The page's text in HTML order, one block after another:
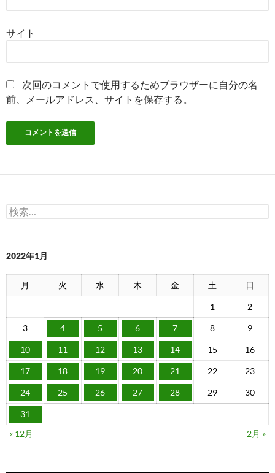
サイト
次回のコメントで使用するためブラウザーに自分の名
前、メールアドレス、サイトを保存する。
検
索:
2022年1月
月 火 水 木 金 土 日
1 2
3 4 5 6 7 8 9
10 11 12 13 14 15 16
17 18 19 20 21 22 23
24 25 26 27 28 29 30
31
« 12月
2月 »